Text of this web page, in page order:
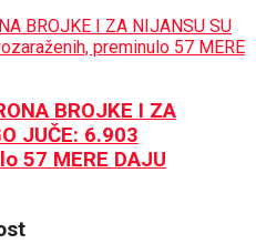
BROJKE I ZA
JUČE: 6.903
57 MERE DAJU